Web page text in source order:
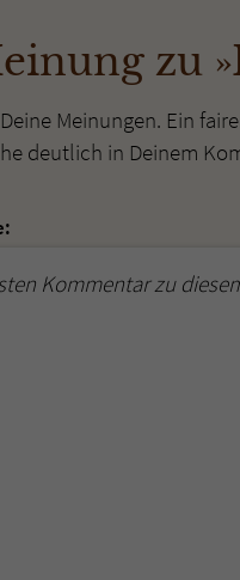
zu
Meinungen. Ein
deutlich in Deinem
Kommentar zu